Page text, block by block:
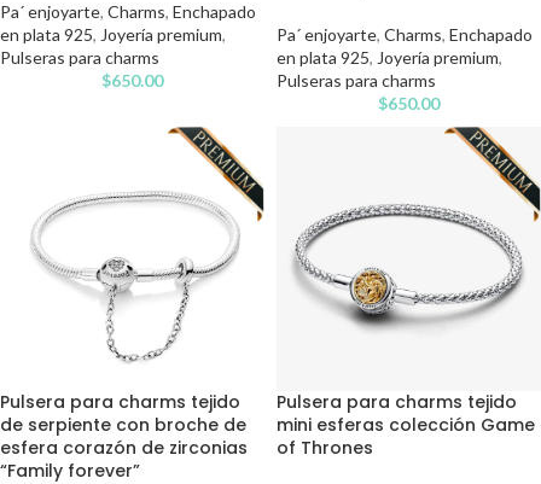
Pa´ enjoyarte, Charms, Enchapado
en plata 925, Joyería premium,
Pulseras para charms
$650.00
Pa´ enjoyarte, Charms, Enchapado
en plata 925, Joyería premium,
Pulseras para charms
$650.00
Pulsera para charms tejido
de serpiente con broche de
esfera corazón de zirconias
“Family forever”
Pulsera para charms tejido
mini esferas colección Game
of Thrones